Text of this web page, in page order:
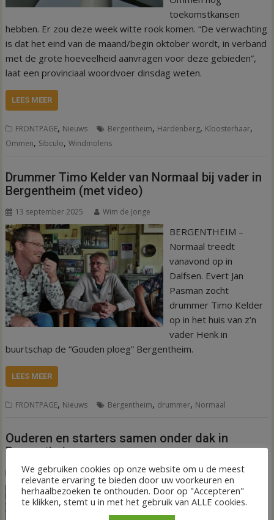
toekomstkansen
hebben. Er zou deze week witte rook komen. “De verwachting
is dat het eind van de maand/begin oktober wordt, in verband
met de grote hoeveelheid aanvragen voor deze gebieden”,
laat een provinciaal woordvoer dinsdag weten.
LEES MEER
FRONTPAGE, Nieuws Bergentheim, Hardenberg, Kloosterhaar,
Ommen, Sibculo,Windmolens
Drummer Timo Kelder van Normaal bij vader in
Bergentheim (met video)
13 september 2025 Wim de Jonge
BERGENTHEIM –
Normaal treedt
vanavond op in
Dalfsen. Evert Jan
Pasman zocht
drummer Timo Kelder
op in het huis van z’n
vader Henk in
buurtschap de “Gouden ploeg” Bergentheim.
LEES MEER
FRONTPAGE, Nieuws Bergentheim, drummer, Normaal
Ouderen en starters samen onder dak in
Bergentheim
29 augustus 2025 Wim de Jonge
BERGENTHEIM – De
gemeenteraad van
We gebruiken cookies op onze website om u de meest
relevante ervaring te bieden door uw voorkeuren en
herhaalbezoeken te onthouden. Door op "Accepteren"
te klikken, stemt u in met het gebruik van ALLE cookies.